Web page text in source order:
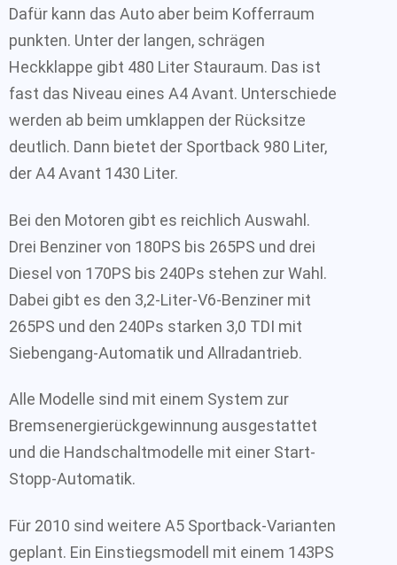
Dafür kann das Auto aber beim Kofferraum
punkten. Unter der langen, schrägen
Heckklappe gibt 480 Liter Stauraum. Das ist
fast das Niveau eines A4 Avant. Unterschiede
werden ab beim umklappen der Rücksitze
deutlich. Dann bietet der Sportback 980 Liter,
der A4 Avant 1430 Liter.
Bei den Motoren gibt es reichlich Auswahl.
Drei Benziner von 180PS bis 265PS und drei
Diesel von 170PS bis 240Ps stehen zur Wahl.
Dabei gibt es den 3,2-Liter-V6-Benziner mit
265PS und den 240Ps starken 3,0 TDI mit
Siebengang-Automatik und Allradantrieb.
Alle Modelle sind mit einem System zur
Bremsenergierückgewinnung ausgestattet
und die Handschaltmodelle mit einer Start-
Stopp-Automatik.
Für 2010 sind weitere A5 Sportback-Varianten
geplant. Ein Einstiegsmodell mit einem 143PS